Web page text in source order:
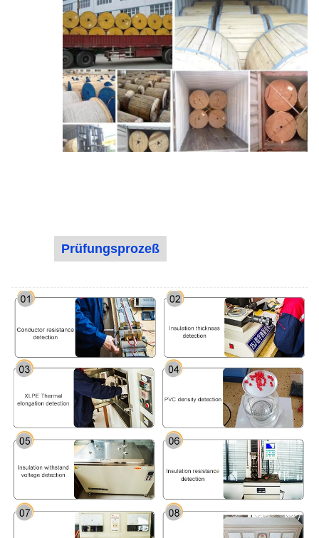
Prüfungsprozeß